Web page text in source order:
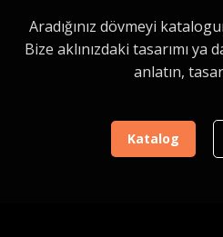
Aradığınız dövmeyi
Bize aklınızdaki tasarımı ya
anlatın,
Katalog